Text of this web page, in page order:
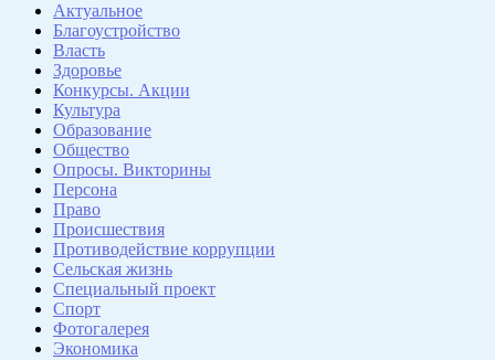
Актуальное
Благоустройство
Власть
Здоровье
Конкурсы. Акции
Культура
Образование
Общество
Опросы. Викторины
Персона
Право
Происшествия
Противодействие коррупции
Сельская жизнь
Специальный проект
Спорт
Фотогалерея
Экономика